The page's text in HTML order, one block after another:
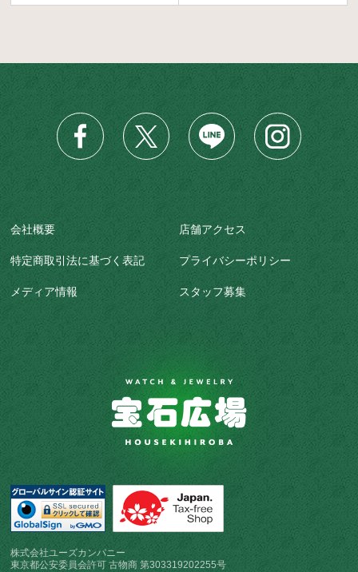
会社概要 店舗アクセス
特定商取引法に基づく表記 プライバシーポリシー
メディア情報 スタッフ募集
株式会社ユーズカンパニー
東京都公安委員会許可 古物商 第303319202255号